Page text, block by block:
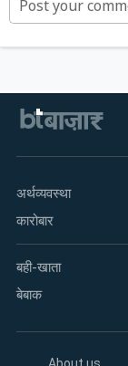
अर्थव्यवस्था
कारोबार
बही-खाता
बेबाक
About us